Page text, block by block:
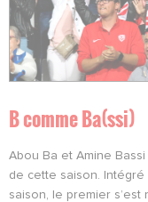
B comme Ba(ssi)
Abou Ba et Amine
de cette saison.
saison, le premier